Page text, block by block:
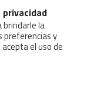
privacidad
brindarle la
preferencias y
el uso de